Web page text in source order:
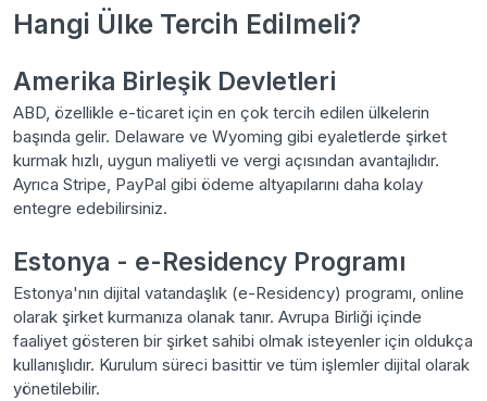
Hangi Ülke Tercih Edilmeli?
Amerika Birleşik Devletleri
ABD, özellikle e-ticaret için en çok tercih edilen ülkelerin
başında gelir. Delaware ve Wyoming gibi eyaletlerde şirket
kurmak hızlı, uygun maliyetli ve vergi açısından avantajlıdır.
Ayrıca Stripe, PayPal gibi ödeme altyapılarını daha kolay
entegre edebilirsiniz.
Estonya - e-Residency Programı
Estonya'nın dijital vatandaşlık (e-Residency) programı, online
olarak şirket kurmanıza olanak tanır. Avrupa Birliği içinde
faaliyet gösteren bir şirket sahibi olmak isteyenler için oldukça
kullanışlıdır. Kurulum süreci basittir ve tüm işlemler dijital olarak
yönetilebilir.